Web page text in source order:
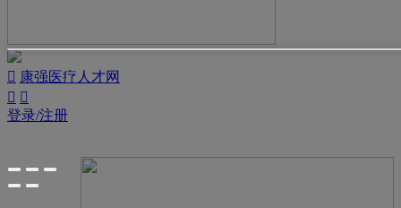
 康强医疗人才网
 
登录/注册